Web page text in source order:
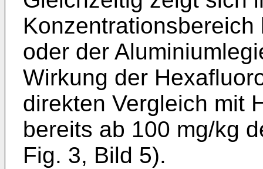
oder der
Wirkung der
direkten Vergleich mit
bereits ab 100 mg/kg
Fig. 3, Bild 5).